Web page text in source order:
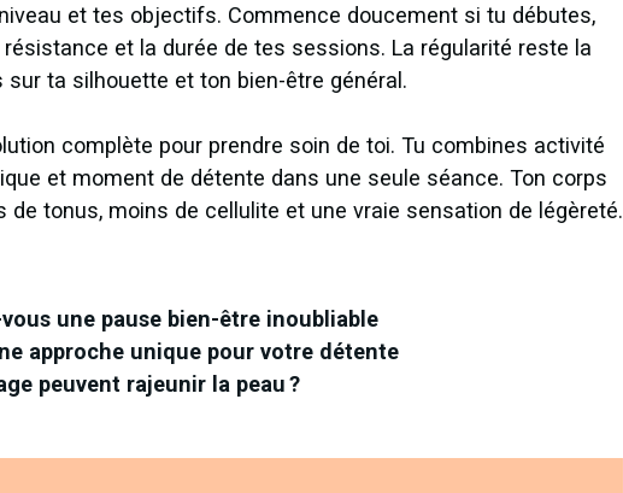
et tes objectifs. Commence doucement si tu débutes,
et la durée de tes sessions. La régularité reste la
ta silhouette et ton bien-être général.
complète pour prendre soin de toi. Tu combines activité
et moment de détente dans une seule séance. Ton corps
tonus, moins de cellulite et une vraie sensation de légèreté.
une pause bien-être inoubliable
approche unique pour votre détente
peuvent rajeunir la peau ?